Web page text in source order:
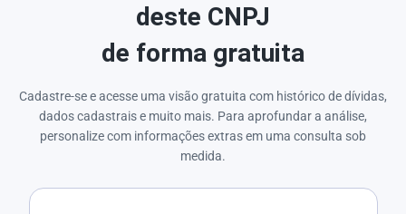
deste CNPJ
de forma gratuita
Cadastre-se e acesse uma visão gratuita com histórico de dívidas,
dados cadastrais e muito mais. Para aprofundar a análise,
personalize com informações extras em uma consulta sob
medida.